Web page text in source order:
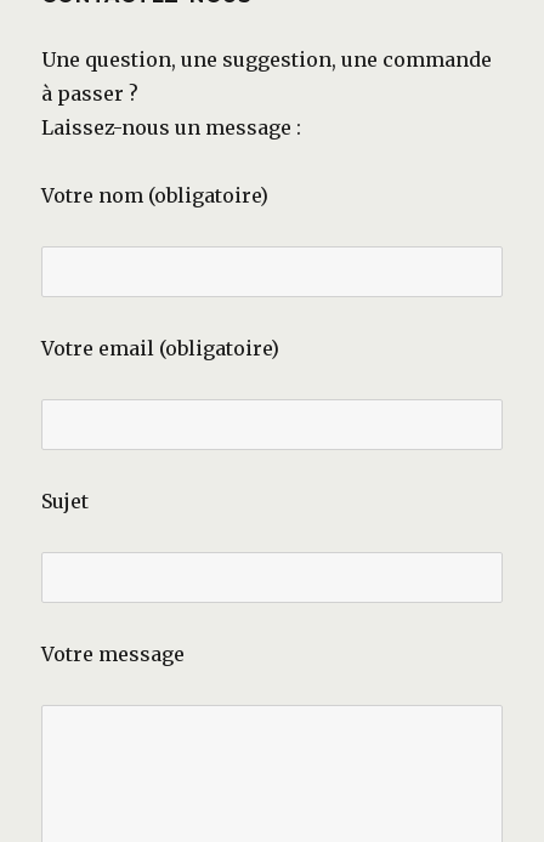
Une question, une suggestion, une commande
à passer ?
Laissez-nous un message :
Votre nom (obligatoire)
Votre email (obligatoire)
Sujet
Votre message